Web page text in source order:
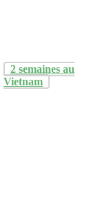
2 semaines au
Vietnam